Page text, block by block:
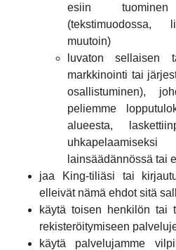
esiin
(tekstimuodossa,
muutoin)
luvaton sellaisen
markkinointi tai
osallistuminen),
peliemme
alueesta,
lainsäädännössä tai
jaa King-tiliäsi tai
elleivät nämä ehdot sitä
käytä toisen henkilön tai
rekisteröitymiseen
käytä palvelujamme